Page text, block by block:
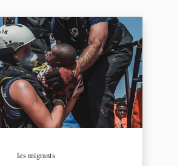
les migrants